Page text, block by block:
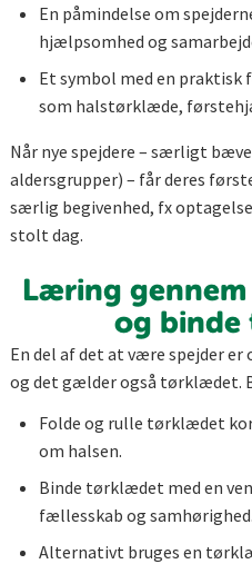
En påmindelse om
hjælpsomhed og
Et symbol med en
som halstørklæde,
Når nye spejdere – særligt
aldersgrupper) – får deres
særlig begivenhed, fx
stolt dag.
Læring
og
En del af det at være spejder
og det gælder også tørklædet.
Folde og rulle tørklædet
om halsen.
Binde tørklædet med en
fællesskab og samhørighed.
Alternativt bruges en